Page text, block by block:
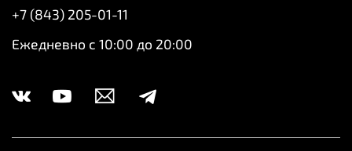
+7 (843) 205-01-11
Ежедневно с 10:00 до 20:00